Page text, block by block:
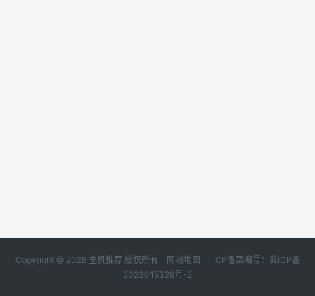
Copyright @ 2026 主机推荐 版权所有 网站地图
ICP备案编号：冀ICP备
2023015329号-2